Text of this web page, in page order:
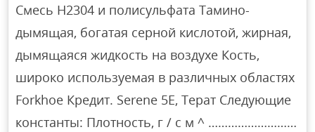
Смесь H2304 и полисульфата Тамино-
дымящая, богатая серной кислотой, жирная,
дымящаяся жидкость на воздухе Кость,
широко используемая в различных областях
Forkhoe Кредит. Serene 5E, Терат Следующие
константы: Плотность, г / с м ^ ………………………